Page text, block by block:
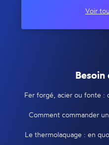
Voir
Besoin
Fer forgé, acier ou fonte :
Comment commander
Le thermolaquage : en